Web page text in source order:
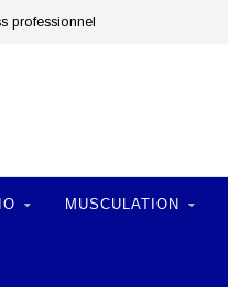
professionnel
MUSCULATION